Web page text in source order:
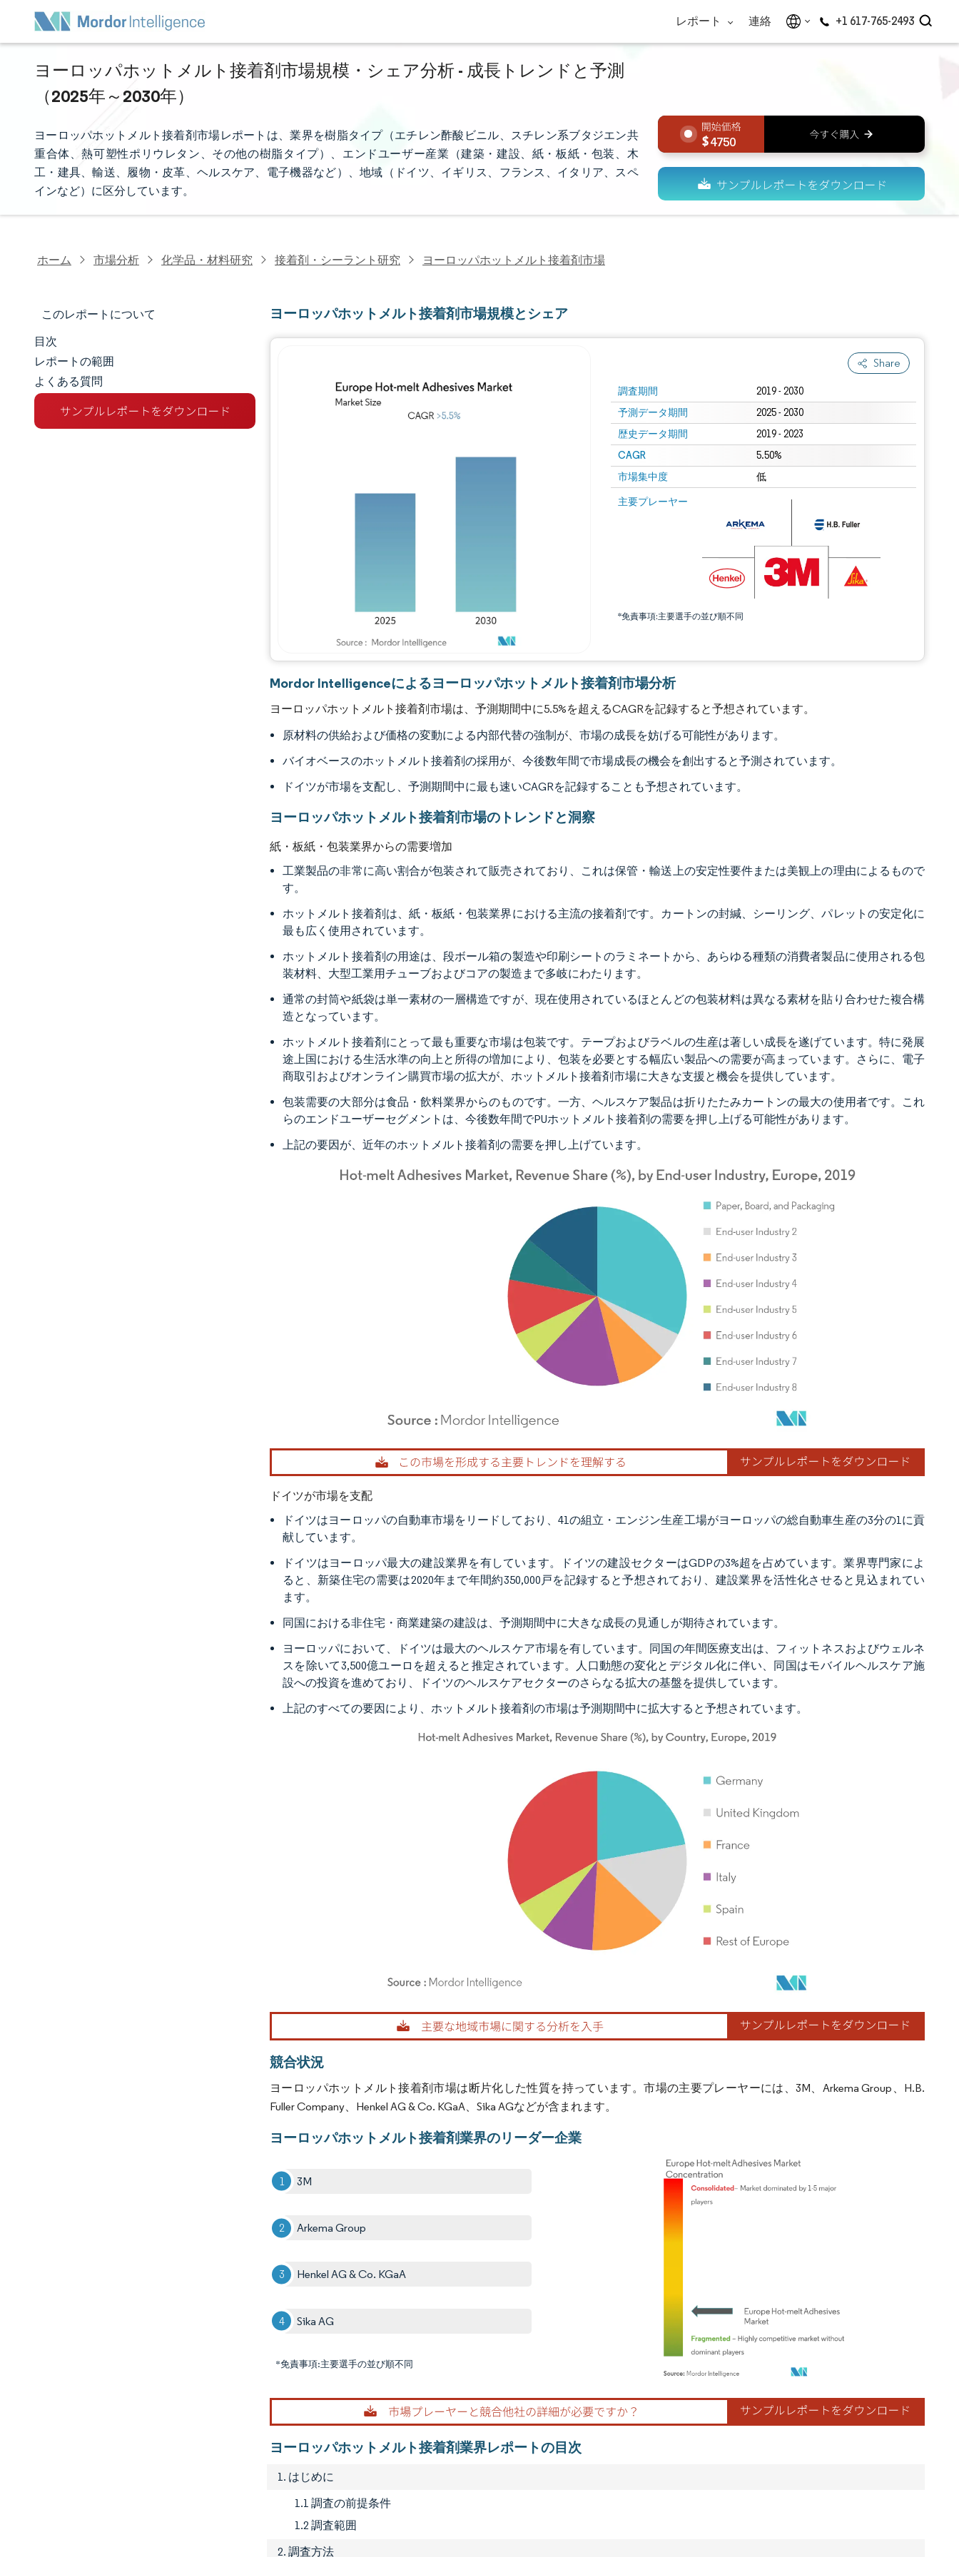
レポート 連絡 +1 617-765-2493
ヨーロッパホットメルト接着剤市場規模・シェア分析 - 成長トレンドと予測
（2025年～2030年）
ヨーロッパホットメルト接着剤市場レポートは、業界を樹脂タイプ（エチレン酢酸ビニル、スチレン系ブタジエン共
重合体、熱可塑性ポリウレタン、その他の樹脂タイプ）、エンドユーザー産業（建築・建設、紙・板紙・包装、木
工・建具、輸送、履物・皮革、ヘルスケア、電子機器など）、地域（ドイツ、イギリス、フランス、イタリア、スペ
インなど）に区分しています。
4750
ホーム 市場分析 化学品・材料研究 接着剤・シーラント研究 ヨーロッパホットメルト接着剤市場
このレポートについて
マーケットスナップショット
市場概要
主な市場動向
目次
レポートの範囲
よくある質問
ヨーロッパホットメルト接着剤市場規模とシェア
Share
調査期間 2019 - 2030
予測データ期間 2025 - 2030
歴史データ期間 2019 - 2023
CAGR 5.50%
市場集中度 低
主要プレーヤー
*免責事項:主要選手の並び順不同
Mordor Intelligenceによるヨーロッパホットメルト接着剤市場分析
ヨーロッパホットメルト接着剤市場は、予測期間中に5.5%を超えるCAGRを記録すると予想されています。
原材料の供給および価格の変動による内部代替の強制が、市場の成長を妨げる可能性があります。
バイオベースのホットメルト接着剤の採用が、今後数年間で市場成長の機会を創出すると予測されています。
ドイツが市場を支配し、予測期間中に最も速いCAGRを記録することも予想されています。
ヨーロッパホットメルト接着剤市場のトレンドと洞察
紙・板紙・包装業界からの需要増加
工業製品の非常に高い割合が包装されて販売されており、これは保管・輸送上の安定性要件または美観上の理由によるもので
す。
ホットメルト接着剤は、紙・板紙・包装業界における主流の接着剤です。カートンの封緘、シーリング、パレットの安定化に
最も広く使用されています。
ホットメルト接着剤の用途は、段ボール箱の製造や印刷シートのラミネートから、あらゆる種類の消費者製品に使用される包
装材料、大型工業用チューブおよびコアの製造まで多岐にわたります。
通常の封筒や紙袋は単一素材の一層構造ですが、現在使用されているほとんどの包装材料は異なる素材を貼り合わせた複合構
造となっています。
ホットメルト接着剤にとって最も重要な市場は包装です。テープおよびラベルの生産は著しい成長を遂げています。特に発展
途上国における生活水準の向上と所得の増加により、包装を必要とする幅広い製品への需要が高まっています。さらに、電子
商取引およびオンライン購買市場の拡大が、ホットメルト接着剤市場に大きな支援と機会を提供しています。
包装需要の大部分は食品・飲料業界からのものです。一方、ヘルスケア製品は折りたたみカートンの最大の使用者です。これ
らのエンドユーザーセグメントは、今後数年間でPUホットメルト接着剤の需要を押し上げる可能性があります。
上記の要因が、近年のホットメルト接着剤の需要を押し上げています。
画像 © Mordor Intelligence。再利用にはCC BY 4.0の表示が必要です。
ドイツが市場を支配
ドイツはヨーロッパの自動車市場をリードしており、41の組立・エンジン生産工場がヨーロッパの総自動車生産の3分の1に貢
献しています。
ドイツはヨーロッパ最大の建設業界を有しています。ドイツの建設セクターはGDPの3%超を占めています。業界専門家によ
ると、新築住宅の需要は2020年まで年間約350,000戸を記録すると予想されており、建設業界を活性化させると見込まれてい
ます。
同国における非住宅・商業建築の建設は、予測期間中に大きな成長の見通しが期待されています。
ヨーロッパにおいて、ドイツは最大のヘルスケア市場を有しています。同国の年間医療支出は、フィットネスおよびウェルネ
スを除いて3,500億ユーロを超えると推定されています。人口動態の変化とデジタル化に伴い、同国はモバイルヘルスケア施
設への投資を進めており、ドイツのヘルスケアセクターのさらなる拡大の基盤を提供しています。
上記のすべての要因により、ホットメルト接着剤の市場は予測期間中に拡大すると予想されています。
画像 © Mordor Intelligence。再利用にはCC BY 4.0の表示が必要です。
競合状況
ヨーロッパホットメルト接着剤市場は断片化した性質を持っています。市場の主要プレーヤーには、3M、Arkema Group、H.B.
Fuller Company、Henkel AG & Co. KGaA、Sika AGなどが含まれます。
ヨーロッパホットメルト接着剤業界のリーダー企業
3M
Arkema Group
Henkel AG & Co. KGaA
Sika AG
*免責事項:主要選手の並び順不同
画像 © Mordor Intelligence。再利用にはCC BY 4.0の表示が必要です。
ヨーロッパホットメルト接着剤業界レポートの目次
1. はじめに
1.1 調査の前提条件
1.2 調査範囲
2. 調査方法